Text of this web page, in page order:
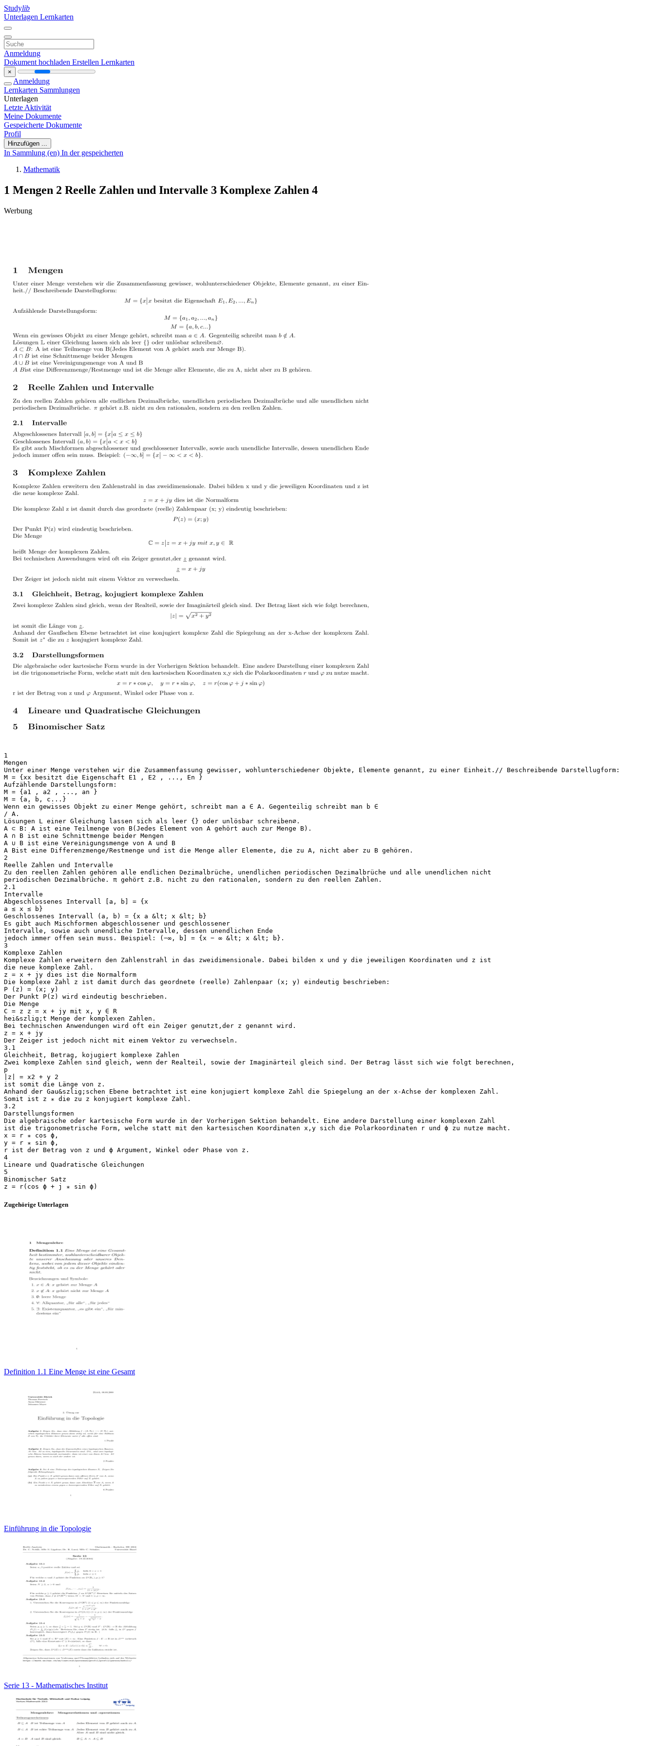
Studylib
Unterlagen Lernkarten
Anmeldung
Dokument hochladen Erstellen Lernkarten
×
Anmeldung
Lernkarten Sammlungen
Unterlagen
Letzte Aktivität
Meine Dokumente
Gespeicherte Dokumente
Profil
Hinzufügen ...
In Sammlung (en) In der gespeicherten
Mathematik
1 Mengen 2 Reelle Zahlen und Intervalle 3 Komplexe Zahlen 4
Werbung
1
Mengen
Unter einer Menge verstehen wir die Zusammenfassung gewisser, wohlunterschiedener Objekte, Elemente genannt, zu einer Einheit.// Beschreibende Darstellugform:
M = {xx besitzt die Eigenschaft E1 , E2 , ..., En }
Aufzählende Darstellungsform:
M = {a1 , a2 , ..., an }
M = {a, b, c...}
Wenn ein gewisses Objekt zu einer Menge gehört, schreibt man a ∈ A. Gegenteilig schreibt man b ∈
/ A.
Lösungen L einer Gleichung lassen sich als leer {} oder unlösbar schreiben∅.
A ⊂ B: A ist eine Teilmenge von B(Jedes Element von A gehört auch zur Menge B).
A ∩ B ist eine Schnittmenge beider Mengen
A ∪ B ist eine Vereinigungsmenge von A und B
A Bist eine Differenzmenge/Restmenge und ist die Menge aller Elemente, die zu A, nicht aber zu B gehören.
2
Reelle Zahlen und Intervalle
Zu den reellen Zahlen gehören alle endlichen Dezimalbrüche, unendlichen periodischen Dezimalbrüche und alle unendlichen nicht
periodischen Dezimalbrüche. π gehört z.B. nicht zu den rationalen, sondern zu den reellen Zahlen.
2.1
Intervalle
Abgeschlossenes Intervall [a, b] = {x
a ≤ x ≤ b}
Geschlossenes Intervall (a, b) = {x a &lt; x &lt; b}
Es gibt auch Mischformen abgeschlossener und geschlossener
Intervalle, sowie auch unendliche Intervalle, dessen unendlichen Ende
jedoch immer offen sein muss. Beispiel: (−∞, b] = {x − ∞ &lt; x &lt; b}.
3
Komplexe Zahlen
Komplexe Zahlen erweitern den Zahlenstrahl in das zweidimensionale. Dabei bilden x und y die jeweiligen Koordinaten und z ist
die neue komplexe Zahl.
z = x + jy dies ist die Normalform
Die komplexe Zahl z ist damit durch das geordnete (reelle) Zahlenpaar (x; y) eindeutig beschrieben:
P (z) = (x; y)
Der Punkt P(z) wird eindeutig beschrieben.
Die Menge
C = z z = x + jy mit x, y ∈ R
hei&szlig;t Menge der komplexen Zahlen.
Bei technischen Anwendungen wird oft ein Zeiger genutzt,der z genannt wird.
z = x + jy
Der Zeiger ist jedoch nicht mit einem Vektor zu verwechseln.
3.1
Gleichheit, Betrag, kojugiert komplexe Zahlen
Zwei komplexe Zahlen sind gleich, wenn der Realteil, sowie der Imaginärteil gleich sind. Der Betrag lässt sich wie folgt berechnen,
p
|z| = x2 + y 2
ist somit die Länge von z.
Anhand der Gau&szlig;schen Ebene betrachtet ist eine konjugiert komplexe Zahl die Spiegelung an der x-Achse der komplexen Zahl.
Somit ist z ∗ die zu z konjugiert komplexe Zahl.
3.2
Darstellungsformen
Die algebraische oder kartesische Form wurde in der Vorherigen Sektion behandelt. Eine andere Darstellung einer komplexen Zahl
ist die trigonometrische Form, welche statt mit den kartesischen Koordinaten x,y sich die Polarkoordinaten r und ϕ zu nutze macht.
x = r ∗ cos ϕ,
y = r ∗ sin ϕ,
r ist der Betrag von z und ϕ Argument, Winkel oder Phase von z.
4
Lineare und Quadratische Gleichungen
5
Binomischer Satz
Zugehörige Unterlagen
Definition 1.1 Eine Menge ist eine Gesamt
Einführung in die Topologie
Serie 13 - Mathematisches Institut